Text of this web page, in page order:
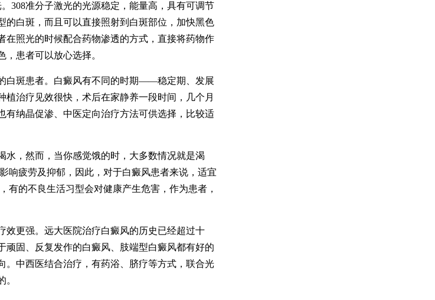
准分子激光的光源稳定，能量高，具有可调节
的白斑，而且可以直接照射到白斑部位，加快黑色
在照光的时候配合药物渗透的方式，直接将药物作
患者可以放心选择。
斑患者。白癜风有不同的时期——稳定期、发展
植治疗见效很快，术后在家静养一段时间，几个月
有纳晶促渗、中医定向治疗方法可供选择，比较适
，然而，当你感觉饿的时，大多数情况就是渴
响疲劳及抑郁，因此，对于白癜风患者来说，适宜
有的不良生活习型会对健康产生危害，作为患者，
更强。远大医院治疗白癜风的历史已经超过十
顽固、反复发作的白癜风、肢端型白癜风都有好的
。中西医结合治疗，有药浴、脐疗等方式，联合光
。